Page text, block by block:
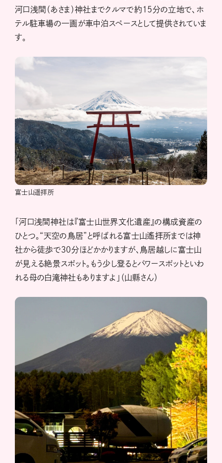
河口浅間（あさま）神社までクルマで約15分の立地で、ホ
テル駐車場の一画が車中泊スペースとして提供されていま
す。
富士山遥拝所
「河口浅間神社は『富士山世界文化遺産』の構成資産の
ひとつ。“天空の鳥居”と呼ばれる富士山遙拝所までは神
社から徒歩で30分ほどかかりますが、鳥居越しに富士山
が見える絶景スポット。もう少し登るとパワースポットといわ
れる母の白滝神社もありますよ」（山縣さん）